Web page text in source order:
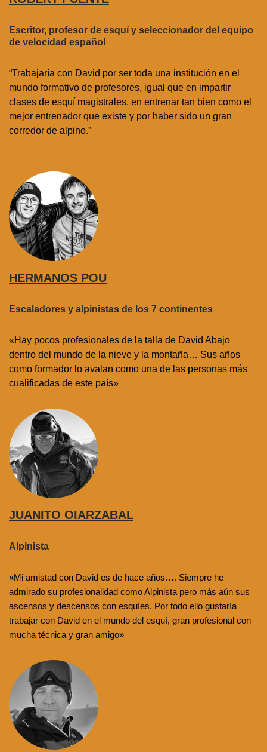
Escritor, profesor de esquí y seleccionador del equipo
de velocidad español
“Trabajaría con David por ser toda una institución en el
mundo formativo de profesores, igual que en impartir
clases de esquí magistrales, en entrenar tan bien como el
mejor entrenador que existe y por haber sido un gran
corredor de alpino.”
HERMANOS POU
Escaladores y alpinistas de los 7 continentes
«Hay pocos profesionales de la talla de David Abajo
dentro del mundo de la nieve y la montaña… Sus años
como formador lo avalan como una de las personas más
cualificadas de este país»
JUANITO OIARZABAL
Alpinista
«Mi amistad con David es de hace años…. Siempre he
admirado su profesionalidad como Alpinista pero más aún sus
ascensos y descensos con esquíes. Por todo ello gustaría
trabajar con David en el mundo del esquí, gran profesional con
mucha técnica y gran amigo»